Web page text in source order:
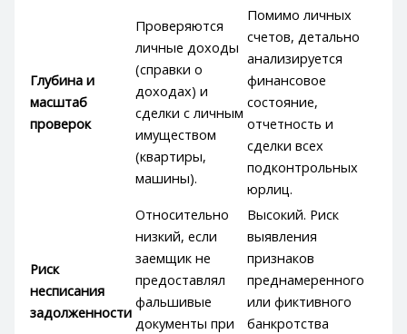
Глубина и
масштаб
проверок
Проверяются
личные доходы
(справки о
доходах) и
сделки с личным
имуществом
(квартиры,
машины).
Помимо личных
счетов, детально
анализируется
финансовое
состояние,
отчетность и
сделки всех
подконтрольных
юрлиц.
Риск
несписания
задолженности
Относительно
низкий, если
заемщик не
предоставлял
фальшивые
документы при
Высокий. Риск
выявления
признаков
преднамеренного
или фиктивного
банкротства